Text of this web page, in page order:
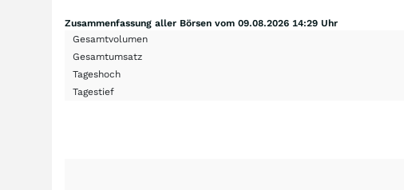
Zusammenfassung aller Börsen vom 09.08.2026 14:29 Uhr
Gesamtvolumen
Gesamtumsatz
Tageshoch
Tagestief